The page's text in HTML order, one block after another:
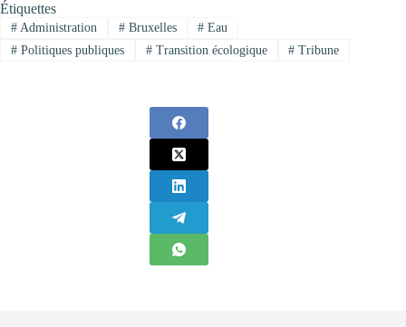
Étiquettes
#Administration #Bruxelles # Eau
#Politiques publiques #Transition écologique # Tribune